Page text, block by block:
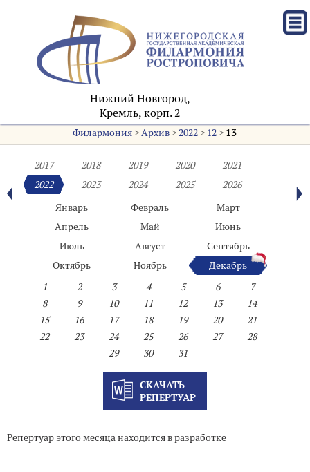
Нижний Новгород,
Кремль, корп. 2
Филармония >Архив >2022 > 12 > 13
2017 2018 2019 2020
2021
2022
2023 2024 2025
2026
Январь
Февраль
Март
Апрель
Май
Июнь
Июль
Август
Сентябрь
Октябрь
Ноябрь
Декабрь
1
2 3 4 5 6
7
8
9 10 11 12 13
14
15
16 17 18 19 20
21
22
23 24 25 26 27
28
29
30 31
СКАЧАТЬ
РЕПЕРТУАР
Репертуар этого месяца находится в разработке